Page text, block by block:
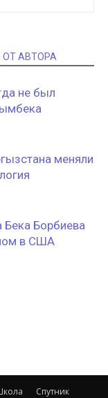
ОТ АВТОРА
не был
меняли
Бека Борбиева
в США
Спутник